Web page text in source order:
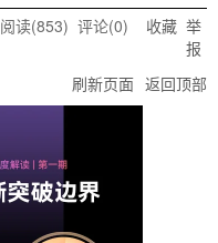
阅读(853) 评论(0) 收藏 举
报
刷新页面 返回顶部